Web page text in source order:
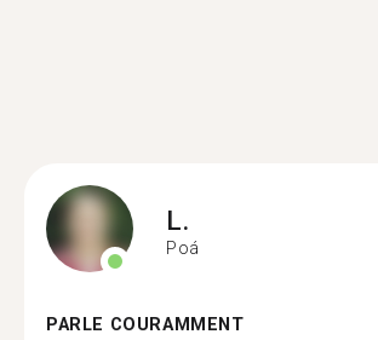
L.
Poá
PARLE COURAMMENT